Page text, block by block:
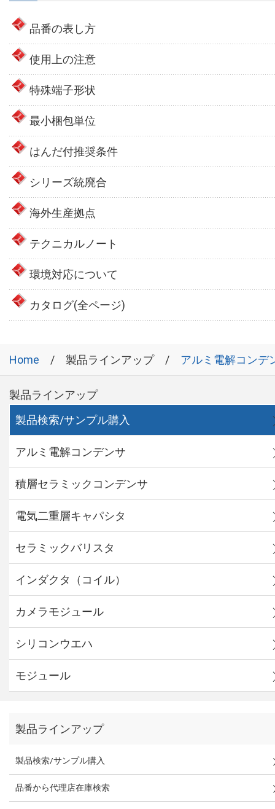
品番の表し方
使用上の注意
特殊端子形状
最小梱包単位
はんだ付推奨条件
シリーズ統廃合
海外生産拠点
テクニカルノート
環境対応について
カタログ(全ページ)
Home 製品ラインアップ アルミ電解コンデ
製品ラインアップ
製品検索/サンプル購入
アルミ電解コンデンサ
積層セラミックコンデンサ
電気二重層キャパシタ
セラミックバリスタ
インダクタ（コイル）
カメラモジュール
シリコンウエハ
モジュール
製品ラインアップ
製品検索/サンプル購入
品番から代理店在庫検索